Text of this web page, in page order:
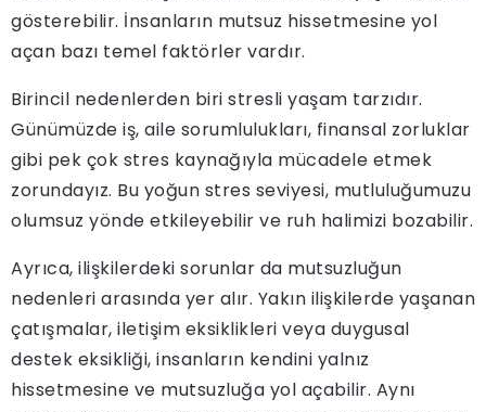
gösterebilir. İnsanların mutsuz hissetmesine yol
açan bazı temel faktörler vardır.
Birincil nedenlerden biri stresli yaşam tarzıdır.
Günümüzde iş, aile sorumlulukları, finansal zorluklar
gibi pek çok stres kaynağıyla mücadele etmek
zorundayız. Bu yoğun stres seviyesi, mutluluğumuzu
olumsuz yönde etkileyebilir ve ruh halimizi bozabilir.
Ayrıca, ilişkilerdeki sorunlar da mutsuzluğun
nedenleri arasında yer alır. Yakın ilişkilerde yaşanan
çatışmalar, iletişim eksiklikleri veya duygusal
destek eksikliği, insanların kendini yalnız
hissetmesine ve mutsuzluğa yol açabilir. Aynı